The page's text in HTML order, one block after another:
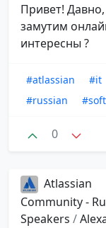
Привет!
замутим
интересны ?
#atlassian
#it
#russian
0
Atlassian
Community -
Speakers /